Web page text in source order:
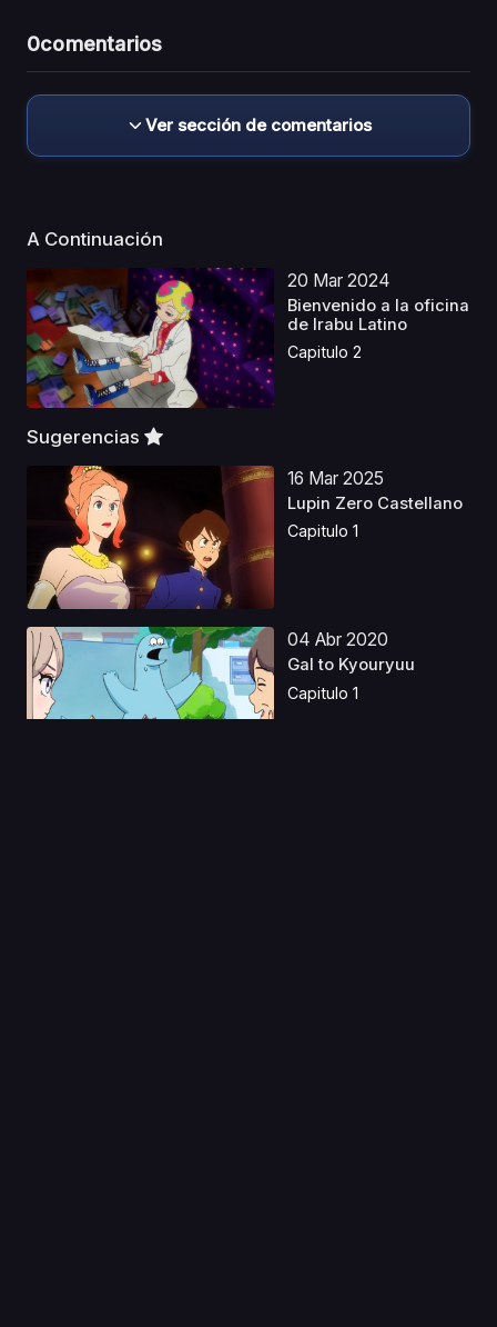
0comentarios
Ver sección de comentarios
A Continuación
20 Mar 2024
Bienvenido a la oficina
de Irabu Latino
Capitulo 2
Sugerencias
16 Mar 2025
Lupin Zero Castellano
Capitulo 1
04 Abr 2020
Gal to Kyouryuu
Capitulo 1